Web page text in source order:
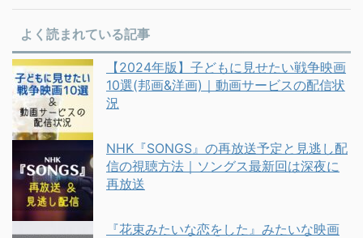
よく読まれている記事
【2024年版】子どもに見せたい戦争映画
10選(邦画&洋画)｜動画サービスの配信状
況
NHK『SONGS』の再放送予定と見逃し配
信の視聴方法｜ソングス最新回は深夜に
再放送
『花束みたいな恋をした』みたいな映画